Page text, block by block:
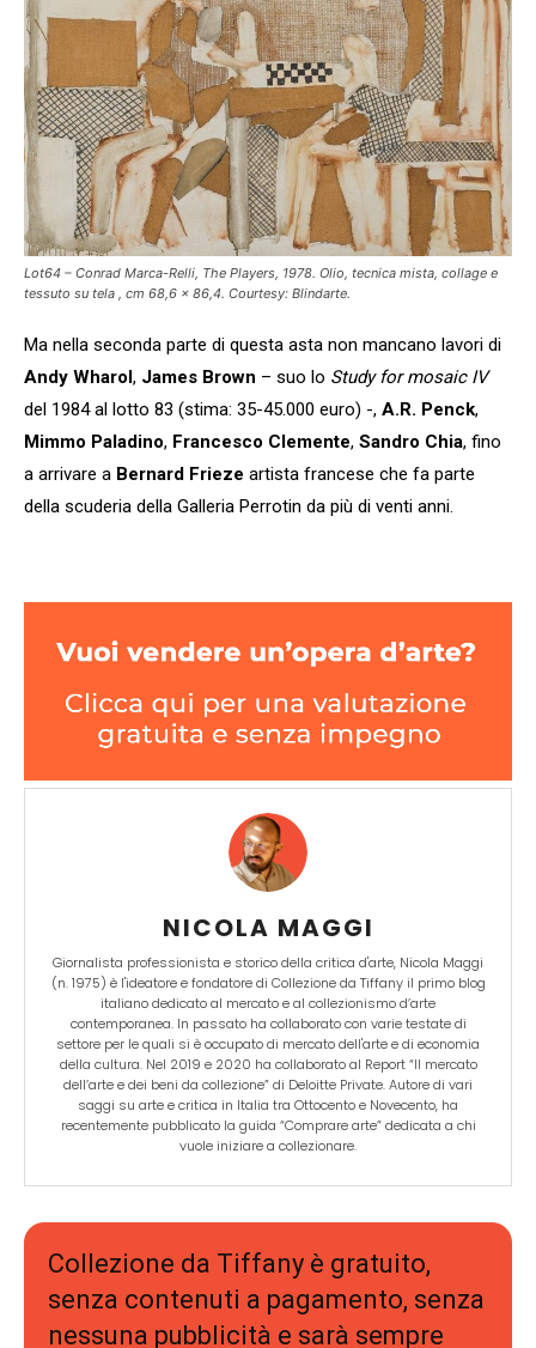
Lot64 – Conrad Marca-Relli, The Players, 1978. Olio, tecnica mista, collage e
tessuto su tela , cm 68,6 x 86,4. Courtesy: Blindarte.
Ma nella seconda parte di questa asta non mancano lavori di
Andy Wharol , James Brown – suo lo Study for mosaic IV
del 1984 al lotto 83 (stima: 35-45.000 euro) -, A.R. Penck,
Mimmo Paladino, Francesco Clemente, Sandro Chia, fino
a arrivare a Bernard Frieze artista francese che fa parte
della scuderia della Galleria Perrotin da più di venti anni.
NICOLA MAGGI
Giornalista professionista e storico della critica d'arte, Nicola Maggi
(n. 1975) è l'ideatore e fondatore di Collezione da Tiffany il primo blog
italiano dedicato al mercato e al collezionismo d’arte
contemporanea. In passato ha collaborato con varie testate di
settore per le quali si è occupato di mercato dell'arte e di economia
della cultura. Nel 2019 e 2020 ha collaborato al Report “Il mercato
dell’arte e dei beni da collezione” di Deloitte Private. Autore di vari
saggi su arte e critica in Italia tra Ottocento e Novecento, ha
recentemente pubblicato la guida “Comprare arte” dedicata a chi
vuole iniziare a collezionare.
Collezione da Tiffany è gratuito,
senza contenuti a pagamento, senza
nessuna pubblicità e sarà sempre